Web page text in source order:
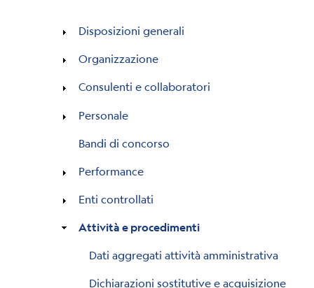
Disposizioni generali
Organizzazione
Consulenti e collaboratori
Personale
Bandi di concorso
Performance
Enti controllati
Attività e procedimenti
Dati aggregati attività amministrativa
Dichiarazioni sostitutive e acquisizione